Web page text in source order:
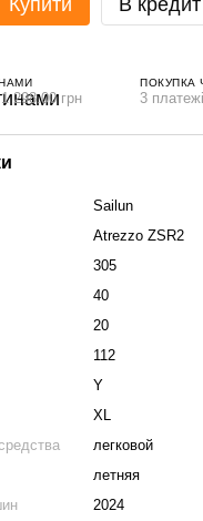
Купити В кредит
298.00 грн
ПОКУПКА
3
Sailun
Atrezzo ZSR2
305
40
20
112
Y
XL
легковой
летняя
2024